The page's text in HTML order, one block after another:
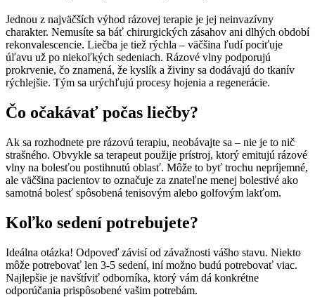
Jednou z najväčších výhod rázovej terapie je jej neinvazívny
charakter. Nemusíte sa báť chirurgických zásahov ani dlhých období
rekonvalescencie. Liečba je tiež rýchla – väčšina ľudí pociťuje
úľavu už po niekoľkých sedeniach. Rázové vlny podporujú
prokrvenie, čo znamená, že kyslík a živiny sa dodávajú do tkanív
rýchlejšie. Tým sa urýchľujú procesy hojenia a regenerácie.
Čo očakávať počas liečby?
Ak sa rozhodnete pre rázovú terapiu, neobávajte sa – nie je to nič
strašného. Obvykle sa terapeut použije prístroj, ktorý emitujú rázové
vlny na bolesťou postihnutú oblasť. Môže to byť trochu nepríjemné,
ale väčšina pacientov to označuje za znateľne menej bolestivé ako
samotná bolesť spôsobená tenisovým alebo golfovým lakťom.
Koľko sedení potrebujete?
Ideálna otázka! Odpoveď závisí od závažnosti vášho stavu. Niekto
môže potrebovať len 3-5 sedení, iní možno budú potrebovať viac.
Najlepšie je navštíviť odborníka, ktorý vám dá konkrétne
odporúčania prispôsobené vašim potrebám.